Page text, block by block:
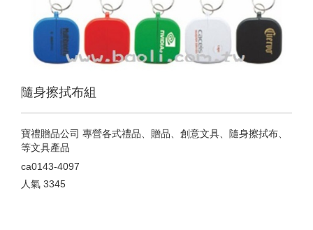
隨身擦拭布組
寶禮贈品公司 專營各式禮品、贈品、創意文具、隨身擦拭布、
等文具產品
ca0143-4097
人氣 3345